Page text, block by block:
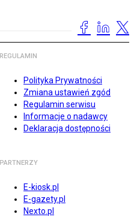
REGULAMIN
Polityka Prywatności
Zmiana ustawień zgód
Regulamin serwisu
Informacje o nadawcy
Deklaracja dostępności
PARTNERZY
E-kiosk.pl
E-gazety.pl
Nexto.pl